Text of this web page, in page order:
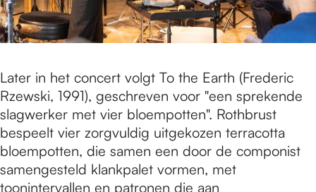
Later in het concert volgt To the Earth (Frederic
Rzewski, 1991), geschreven voor "een sprekende
slagwerker met vier bloempotten". Rothbrust
bespeelt vier zorgvuldig uitgekozen terracotta
bloempotten, die samen een door de componist
samengesteld klankpalet vormen, met
toonintervallen en patronen die aan